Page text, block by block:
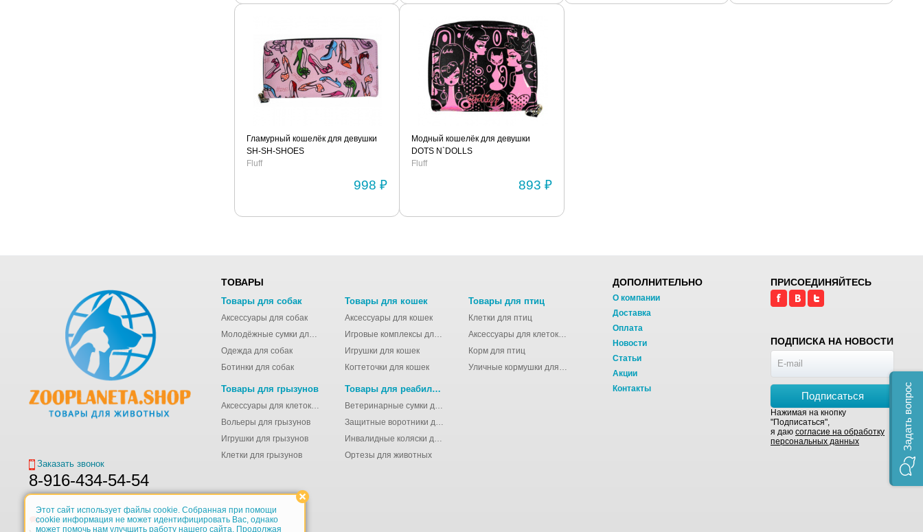
Гламурный кошелёк для девушки
SH-SH-SHOES
Fluff
998 ₽
Модный кошелёк для девушки
DOTS N`DOLLS
Fluff
893 ₽
Заказать звонок
8-916-434-54-54
Обратная связь
ТОВАРЫ
Товары для собак
Аксессуары для собак
Молодёжные сумки для девушек
Одежда для собак
Ботинки для собак
Товары для кошек
Аксессуары для кошек
Игровые комплексы для кошек
Игрушки для кошек
Когтеточки для кошек
Товары для птиц
Клетки для птиц
Аксессуары для клеток для птиц
Корм для птиц
Уличные кормушки для птиц
Товары для грызунов
Аксессуары для клеток для грызунов
Вольеры для грызунов
Игрушки для грызунов
Клетки для грызунов
Товары для реабилитации животных
Ветеринарные сумки для животных
Защитные воротники для животных
Инвалидные коляски для животных
Ортезы для животных
ДОПОЛНИТЕЛЬНО
О компании
Доставка
Оплата
Новости
Статьи
Акции
Контакты
ПРИСОЕДИНЯЙТЕСЬ
ПОДПИСКА НА НОВОСТИ
Подписаться
Нажимая на кнопку
"Подписаться",
я даю согласие на обработку
персональных данных
Этот сайт использует файлы cookie. Собранная при помощи
cookie информация не может идентифицировать Вас, однако
может помочь нам улучшить работу нашего сайта. Продолжая
Задать вопрос